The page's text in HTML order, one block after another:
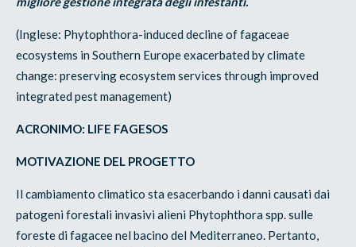
(Inglese: Phytophthora-induced decline of fagaceae
ecosystems in Southern Europe exacerbated by climate
change: preserving ecosystem services through improved
integrated pest management)
ACRONIMO: LIFE FAGESOS
MOTIVAZIONE DEL PROGETTO
Il cambiamento climatico sta esacerbando i danni causati dai
patogeni forestali invasivi alieni Phytophthora spp. sulle
foreste di fagacee nel bacino del Mediterraneo. Pertanto,